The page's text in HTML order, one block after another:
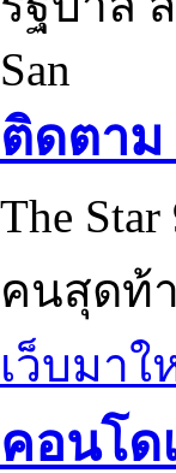
San
ติดตาม
The
คนสุดท้
เว็บมาใ
คอนโด